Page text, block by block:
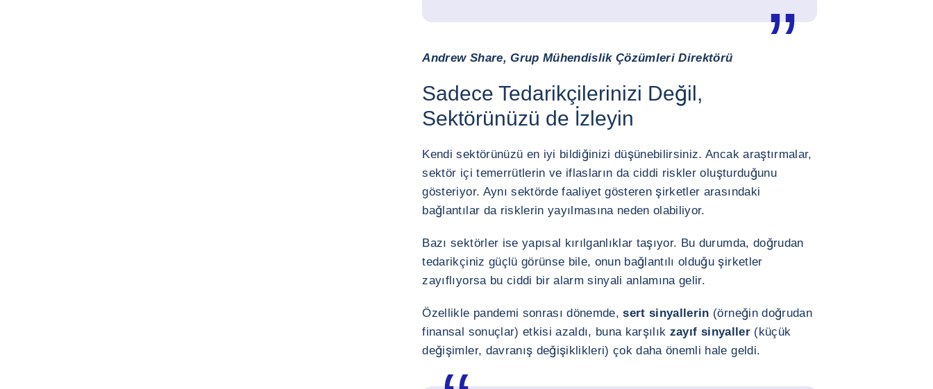
Andrew Share, Grup Mühendislik Çözümleri Direktörü
Sadece Tedarikçilerinizi Değil,
Sektörünüzü de İzleyin
Kendi sektörünüzü en iyi bildiğinizi düşünebilirsiniz. Ancak araştırmalar,
sektör içi temerrütlerin ve iflasların da ciddi riskler oluşturduğunu
gösteriyor. Aynı sektörde faaliyet gösteren şirketler arasındaki
bağlantılar da risklerin yayılmasına neden olabiliyor.
Bazı sektörler ise yapısal kırılganlıklar taşıyor. Bu durumda, doğrudan
tedarikçiniz güçlü görünse bile, onun bağlantılı olduğu şirketler
zayıflıyorsa bu ciddi bir alarm sinyali anlamına gelir.
Özellikle pandemi sonrası dönemde,sert sinyallerin (örneğin doğrudan
finansal sonuçlar) etkisi azaldı, buna karşılık zayıf sinyaller(küçük
değişimler, davranış değişiklikleri) çok daha önemli hale geldi.